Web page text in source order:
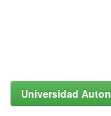
Universidad